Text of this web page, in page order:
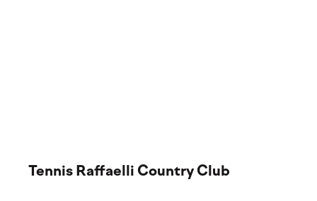
Tennis Raffaelli Country Club